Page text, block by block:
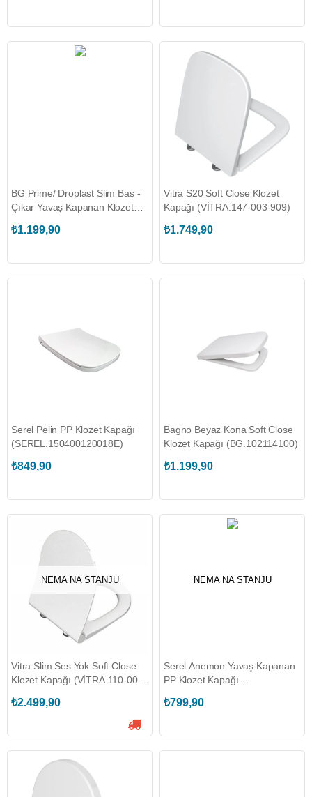
BG Prime/ Droplast Slim Bas -
Çıkar Yavaş Kapanan Klozet
₺1.199,90
Vitra S20 Soft Close Klozet
Kapağı (VİTRA.147-003-909)
₺1.749,90
Serel Pelin PP Klozet Kapağı
(SEREL.150400120018E)
₺849,90
Bagno Beyaz Kona Soft Close
Klozet Kapağı (BG.102114100)
₺1.199,90
NEMA NA STANJU
Vitra Slim Ses Yok Soft Close
Klozet Kapağı (VİTRA.110-003-
₺2.499,90
NEMA NA STANJU
Serel Anemon Yavaş Kapanan
PP Klozet Kapağı
₺799,90